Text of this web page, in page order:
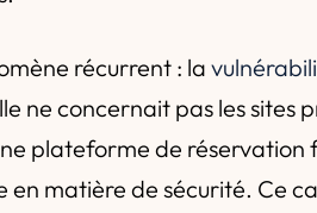
récurrent : la
ne concernait pas les sites
plateforme de réservation
en matière de sécurité. Ce